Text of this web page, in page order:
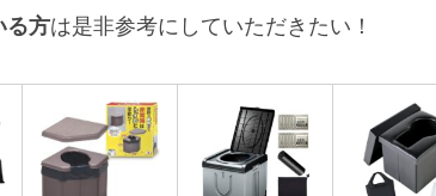
る方は是非参考にしていただきたい！